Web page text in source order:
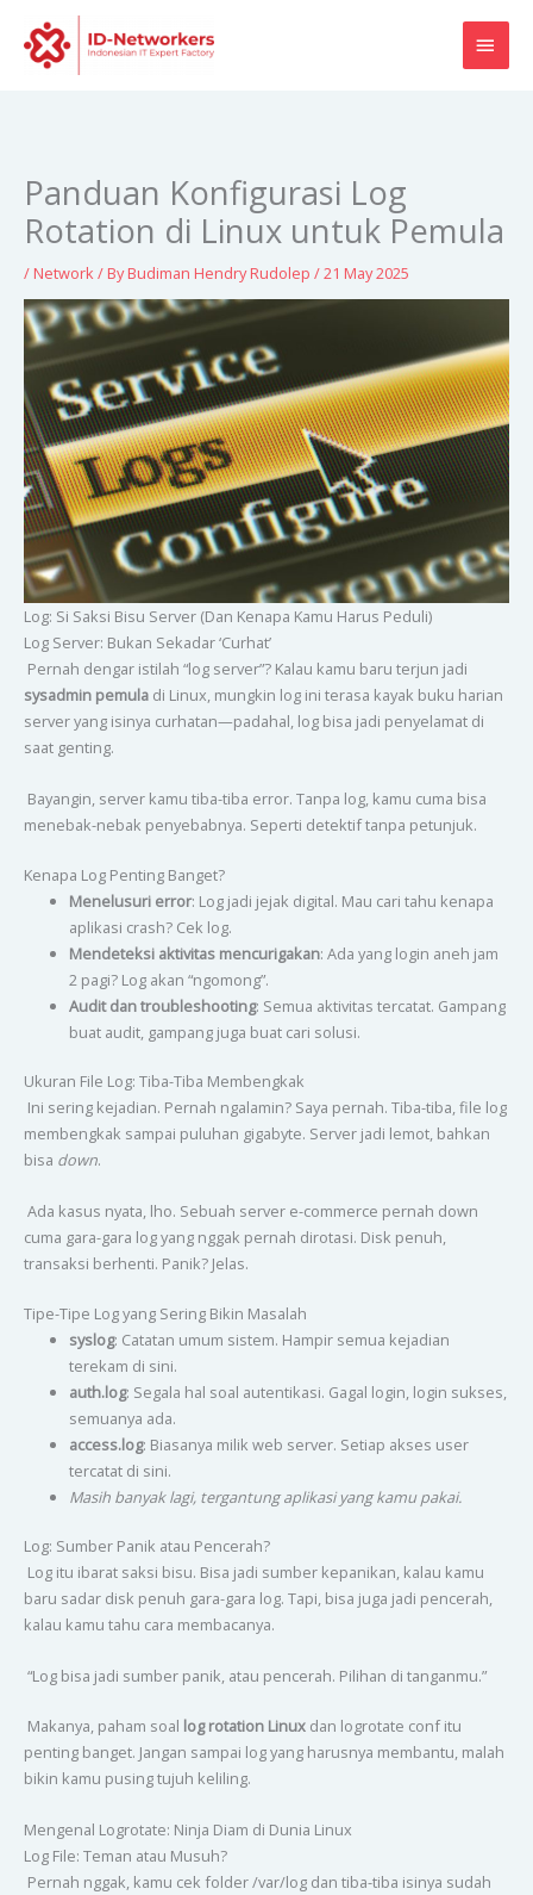
content
Panduan Konfigurasi Log
Rotation di Linux untuk Pemula
/ Network/ ByBudiman Hendry Rudolep /21 May 2025
Log: Si Saksi Bisu Server (Dan Kenapa Kamu Harus Peduli)
Log Server: Bukan Sekadar ‘Curhat’
Pernah dengar istilah “log server”? Kalau kamu baru terjun jadi
sysadmin pemuladi Linux, mungkin log ini terasa kayak buku harian
server yang isinya curhatan—padahal, log bisa jadi penyelamat di
saat genting.
Bayangin, server kamu tiba-tiba error. Tanpa log, kamu cuma bisa
menebak-nebak penyebabnya. Seperti detektif tanpa petunjuk.
Kenapa Log Penting Banget?
Menelusuri error: Log jadi jejak digital. Mau cari tahu kenapa
aplikasi crash? Cek log.
Mendeteksi aktivitas mencurigakan: Ada yang login aneh jam
2 pagi? Log akan “ngomong”.
Audit dan troubleshooting: Semua aktivitas tercatat. Gampang
buat audit, gampang juga buat cari solusi.
Ukuran File Log: Tiba-Tiba Membengkak
Ini sering kejadian. Pernah ngalamin? Saya pernah. Tiba-tiba, file log
membengkak sampai puluhan gigabyte. Server jadi lemot, bahkan
bisa down.
Ada kasus nyata, lho. Sebuah server e-commerce pernah down
cuma gara-gara log yang nggak pernah dirotasi. Disk penuh,
transaksi berhenti. Panik? Jelas.
Tipe-Tipe Log yang Sering Bikin Masalah
syslog: Catatan umum sistem. Hampir semua kejadian
terekam di sini.
auth.log: Segala hal soal autentikasi. Gagal login, login sukses,
semuanya ada.
access.log: Biasanya milik web server. Setiap akses user
tercatat di sini.
Masih banyak lagi, tergantung aplikasi yang kamu pakai.
Log: Sumber Panik atau Pencerah?
Log itu ibarat saksi bisu. Bisa jadi sumber kepanikan, kalau kamu
baru sadar disk penuh gara-gara log. Tapi, bisa juga jadi pencerah,
kalau kamu tahu cara membacanya.
“Log bisa jadi sumber panik, atau pencerah. Pilihan di tanganmu.”
Makanya, paham soal log rotation Linuxdan logrotate conf itu
penting banget. Jangan sampai log yang harusnya membantu, malah
bikin kamu pusing tujuh keliling.
Mengenal Logrotate: Ninja Diam di Dunia Linux
Log File: Teman atau Musuh?
Pernah nggak, kamu cek folder /var/log dan tiba-tiba isinya sudah